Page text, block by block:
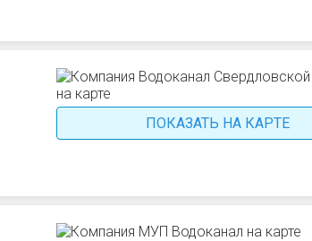
ПОКАЗАТЬ НА КАРТЕ